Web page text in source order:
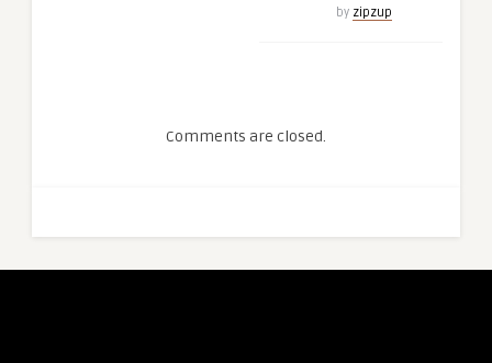
by zipzup
Comments are closed.